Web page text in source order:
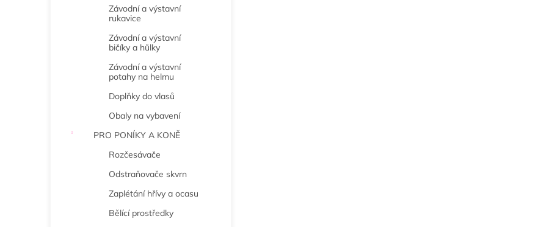
Závodní a výstavní
rukavice
Závodní a výstavní
bičíky a hůlky
Závodní a výstavní
potahy na helmu
Doplňky do vlasů
Obaly na vybavení
PRO PONÍKY A KONĚ
Rozčesávače
Odstraňovače skvrn
Zaplétání hřívy a ocasu
Bělící prostředky